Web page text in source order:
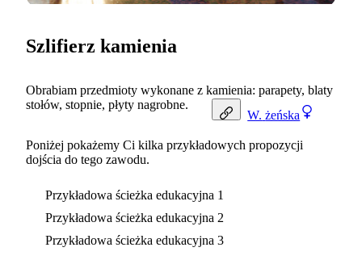
W. żeńska
Szlifierz kamienia
Obrabiam przedmioty wykonane z kamienia: parapety, blaty
stołów, stopnie, płyty nagrobne.
Poniżej pokażemy Ci kilka przykładowych propozycji
dojścia do tego zawodu.
Przykładowa ścieżka edukacyjna 1
Przykładowa ścieżka edukacyjna 2
Przykładowa ścieżka edukacyjna 3